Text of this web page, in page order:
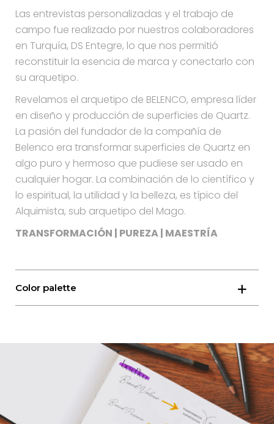
Las entrevistas personalizadas y el trabajo de
campo fue realizado por nuestros colaboradores
en Turquía, DS Entegre, lo que nos permitió
reconstituir la esencia de marca y conectarlo con
su arquetipo.
Revelamos el arquetipo de BELENCO, empresa líder
en diseño y producción de superficies de Quartz.
La pasión del fundador de la compañía de
Belenco era transformar superficies de Quartz en
algo puro y hermoso que pudiese ser usado en
cualquier hogar. La combinación de lo científico y
lo espiritual, la utilidad y la belleza, es típico del
Alquimista, sub arquetipo del Mago.
TRANSFORMACIÓN | PUREZA | MAESTRÍA
Color palette
base a la simbología del Alquimista por un lado (el
prisma de la luz, del sol y la luna por ejemplo) y por
otro lado en la psicología de los colores. La paleta
de colores incluye el color uva, color
predominante en los visuales de la marca y se